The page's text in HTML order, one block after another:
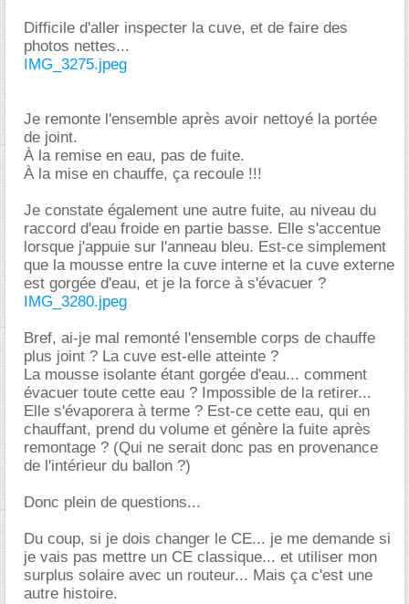
Difficile d'aller inspecter la cuve, et de faire des
photos nettes...
IMG_3275.jpeg
Je remonte l'ensemble après avoir nettoyé la portée
de joint.
À la remise en eau, pas de fuite.
À la mise en chauffe, ça recoule !!!
Je constate également une autre fuite, au niveau du
raccord d'eau froide en partie basse. Elle s'accentue
lorsque j'appuie sur l'anneau bleu. Est-ce simplement
que la mousse entre la cuve interne et la cuve externe
est gorgée d'eau, et je la force à s'évacuer ?
IMG_3280.jpeg
Bref, ai-je mal remonté l'ensemble corps de chauffe
plus joint ? La cuve est-elle atteinte ?
La mousse isolante étant gorgée d'eau... comment
évacuer toute cette eau ? Impossible de la retirer...
Elle s'évaporera à terme ? Est-ce cette eau, qui en
chauffant, prend du volume et génère la fuite après
remontage ? (Qui ne serait donc pas en provenance
de l'intérieur du ballon ?)
Donc plein de questions...
Du coup, si je dois changer le CE... je me demande si
je vais pas mettre un CE classique... et utiliser mon
surplus solaire avec un routeur... Mais ça c'est une
autre histoire.